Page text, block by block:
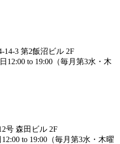
14-3 第2飯沼ビル 2F
12:00 to 19:00（毎月第3水・木
号 森田ビル 2F
to 19:00（毎月第3水・木曜